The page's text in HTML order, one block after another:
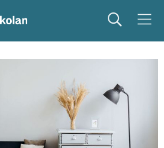
Sök Meny
studentliv